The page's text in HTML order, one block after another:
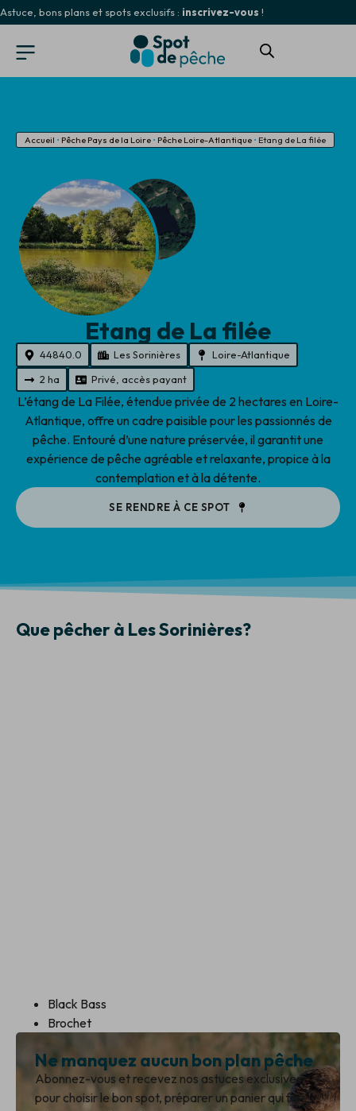
Astuce, bons plans et spots exclusifs : inscrivez-vous !
Accueil • Pêche Pays de la Loire • Pêche Loire-Atlantique • Etang de La filée
Etang de La filée
44840.0 Les Sorinières
Loire-Atlantique
2 ha
Privé, accès payant
L’étang de La Filée, étendue privée de 2 hectares en Loire-
Atlantique, offre un cadre paisible pour les passionnés de
pêche. Entouré d’une nature préservée, il garantit une
expérience de pêche agréable et relaxante, propice à la
contemplation et à la détente.
SE RENDRE À CE SPOT
Que pêcher à Les Sorinières?
Black Bass
Brochet
Ne manquez aucun bon plan pêche
Abonnez-vous et recevez nos astuces exclusives
pour choisir le bon spot, préparer un panier qui fait